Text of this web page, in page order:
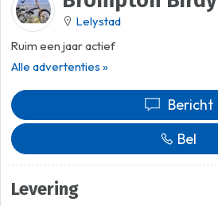
Lelystad
Ruim een jaar actief
Alle advertenties »
Bericht
Bel
Levering